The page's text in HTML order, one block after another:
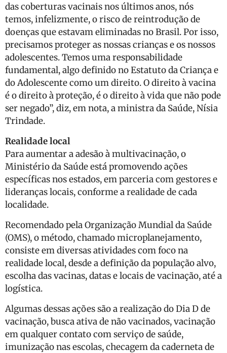
das coberturas vacinais nos últimos anos, nós
temos, infelizmente, o risco de reintrodução de
doenças que estavam eliminadas no Brasil. Por isso,
precisamos proteger as nossas crianças e os nossos
adolescentes. Temos uma responsabilidade
fundamental, algo definido no Estatuto da Criança e
do Adolescente como um direito. O direito à vacina
é o direito à proteção, é o direito à vida que não pode
ser negado”, diz, em nota, a ministra da Saúde, Nísia
Trindade.
Realidade local
Para aumentar a adesão à multivacinação, o
Ministério da Saúde está promovendo ações
específicas nos estados, em parceria com gestores e
lideranças locais, conforme a realidade de cada
localidade.
Recomendado pela Organização Mundial da Saúde
(OMS), o método, chamado microplanejamento,
consiste em diversas atividades com foco na
realidade local, desde a definição da população alvo,
escolha das vacinas, datas e locais de vacinação, até a
logística.
Algumas dessas ações são a realização do Dia D de
vacinação, busca ativa de não vacinados, vacinação
em qualquer contato com serviço de saúde,
imunização nas escolas, checagem da caderneta de